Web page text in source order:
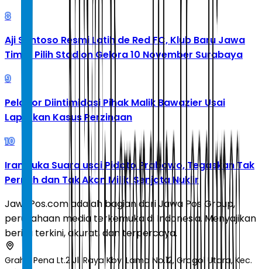
8
Aji Santoso Resmi Latih de Red FC, Klub Baru Jawa
Timur Pilih Stadion Gelora 10 November Surabaya
9
Pelapor Diintimidasi Pihak Malik Bawazier Usai
Laporkan Kasus Perzinaan
10
Iran Buka Suara usai Pidato Prabowo, Tegaskan Tak
Pernah dan Tak Akan Miliki Senjata Nuklir
JawaPos.com adalah bagian dari Jawa Pos Group,
perusahaan media terkemuka di Indonesia. Menyajikan
berita terkini, akurat, dan terpercaya.
Graha Pena Lt.2 Jl. Raya Kby. Lama No.12, Grogol Utara, Kec.